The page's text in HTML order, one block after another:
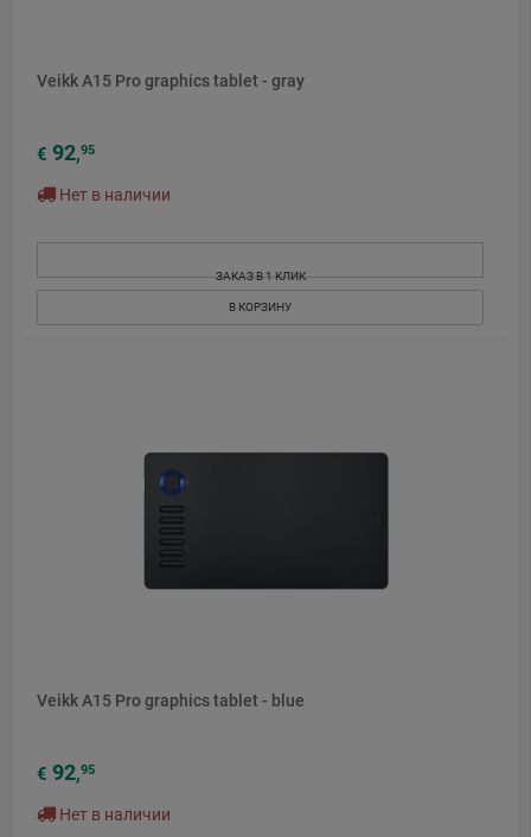
Veikk A15 Pro graphics tablet - gray
€ 92,95
Нет в наличии
ЗАКАЗ В 1 КЛИК
В КОРЗИНУ
Veikk A15 Pro graphics tablet - blue
€ 92,95
Нет в наличии